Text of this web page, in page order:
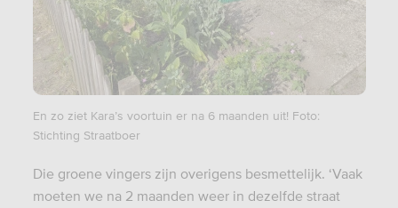
En zo ziet Kara’s voortuin er na 6 maanden uit! Foto:
Stichting Straatboer
Die groene vingers zijn overigens besmettelijk. ‘Vaak
moeten we na 2 maanden weer in dezelfde straat